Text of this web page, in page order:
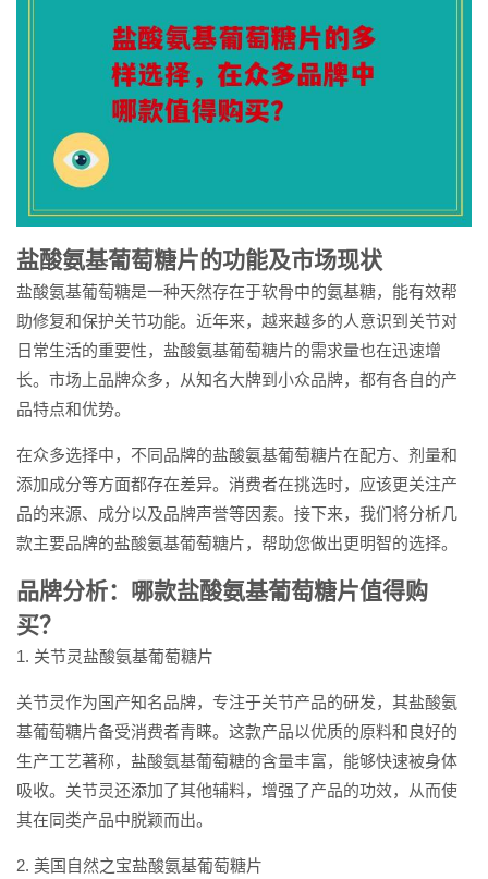
盐酸氨基葡萄糖片的功能及市场现状
盐酸氨基葡萄糖是一种天然存在于软骨中的氨基糖，能有效帮
助修复和保护关节功能。近年来，越来越多的人意识到关节对
日常生活的重要性，盐酸氨基葡萄糖片的需求量也在迅速增
长。市场上品牌众多，从知名大牌到小众品牌，都有各自的产
品特点和优势。
在众多选择中，不同品牌的盐酸氨基葡萄糖片在配方、剂量和
添加成分等方面都存在差异。消费者在挑选时，应该更关注产
品的来源、成分以及品牌声誉等因素。接下来，我们将分析几
款主要品牌的盐酸氨基葡萄糖片，帮助您做出更明智的选择。
品牌分析：哪款盐酸氨基葡萄糖片值得购
买？
1. 关节灵盐酸氨基葡萄糖片
关节灵作为国产知名品牌，专注于关节产品的研发，其盐酸氨
基葡萄糖片备受消费者青睐。这款产品以优质的原料和良好的
生产工艺著称，盐酸氨基葡萄糖的含量丰富，能够快速被身体
吸收。关节灵还添加了其他辅料，增强了产品的功效，从而使
其在同类产品中脱颖而出。
2. 美国自然之宝盐酸氨基葡萄糖片